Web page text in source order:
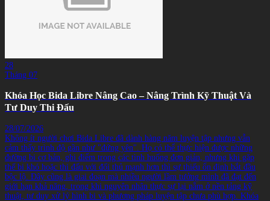
28
Tháng 07
Khóa Học Bida Libre Nâng Cao – Nâng Trình Kỹ Thuật Và
Tư Duy Thi Đấu
28/07/2026
Không ít người chơi Bida Libre đã dành hàng năm luyện tập nhưng vẫn
cảm thấy trình độ gần như "đứng yên". Họ có thể thực hiện được những
đường bi cơ bản, ghi điểm trong các tình huống đơn giản, nhưng khi gặp
thế bi khó hoặc thi đấu với đối thủ mạnh hơn thì sự thiếu ổn định bắt đầu
bộc lộ. Đây cũng là giai đoạn mà nhiều người lầm tưởng mình đã đạt đến
giới hạn khả năng, trong khi nguyên nhân thực sự lại nằm ở nền tảng kỹ
thuật, tư duy xử lý hình bi và phương pháp luyện tập chưa phù hợp. Khóa